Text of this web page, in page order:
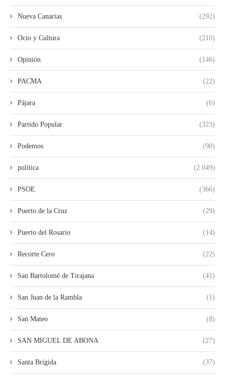
Nueva Canarias (292)
Ocio y Cultura (210)
Opinión (146)
PACMA (22)
Pájara (6)
Partido Popular (323)
Podemos (90)
política (2.049)
PSOE (366)
Puerto de la Cruz (29)
Puerto del Rosario (14)
Recorte Cero (22)
San Bartolomé de Tirajana (41)
San Juan de la Rambla (1)
San Mateo (8)
SAN MIGUEL DE ABONA (27)
Santa Brígida (37)